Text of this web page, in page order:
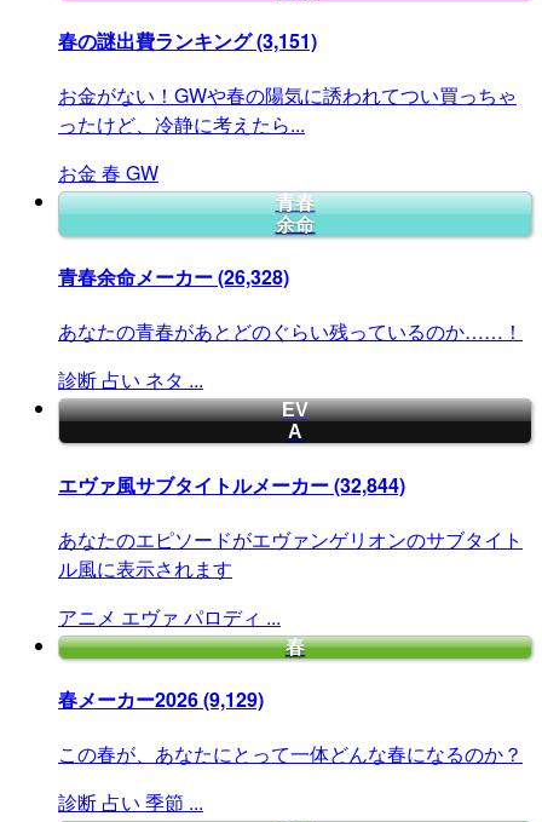
春の謎出費ランキング(3,151)
お金がない！GWや春の陽気に誘われてつい買っちゃ
ったけど、冷静に考えたら...
お金 春 GW
青春
余命
青春余命メーカー(26,328)
あなたの青春があとどのぐらい残っているのか……！
診断 占い ネタ ...
EV
A
エヴァ風サブタイトルメーカー(32,844)
あなたのエピソードがエヴァンゲリオンのサブタイト
ル風に表示されます
アニメ エヴァ パロディ ...
春
春メーカー2026(9,129)
この春が、あなたにとって一体どんな春になるのか？
診断 占い 季節 ...